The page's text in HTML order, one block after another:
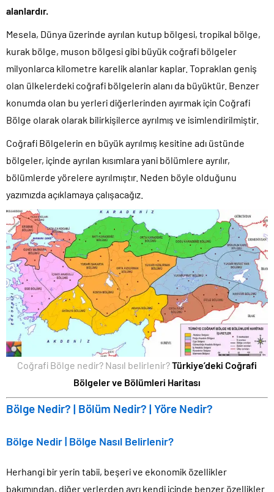
alanlardır.
Mesela, Dünya üzerinde ayrılan kutup bölgesi, tropikal bölge,
kurak bölge, muson bölgesi gibi büyük coğrafi bölgeler
milyonlarca kilometre karelik alanlar kaplar. Topraklan geniş
olan ülkelerdeki coğrafi bölgelerin alanı da büyüktür. Benzer
konumda olan bu yerleri diğerlerinden ayırmak için Coğrafi
Bölge olarak olarak bilirkişilerce ayrılmış ve isimlendirilmiştir.
Coğrafi Bölgelerin en büyük ayrılmış kesitine adı üstünde
bölgeler, içinde ayrılan kısımlara yani bölümlere ayrılır,
bölümlerde yörelere ayrılmıştır. Neden böyle olduğunu
yazımızda açıklamaya çalışacağız.
Coğrafi Bölge nedir? Nasıl belirlenir?Türkiye’deki Coğrafi
Bölgeler ve Bölümleri Haritası
Bölge Nedir? | Bölüm Nedir? | Yöre Nedir?
Bölge Nedir | Bölge Nasıl Belirlenir?
Herhangi bir yerin tabii, beşeri ve ekonomik özellikler
bakımından, diğer yerlerden ayrı kendi içinde benzer özellikler